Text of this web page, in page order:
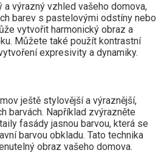
výrazný vzhled vašeho domova,
barev s pastelovými odstíny nebo
vytvořit harmonický obraz a
Můžete také použít kontrastní
expresivity a dynamiky.
ještě stylovější a výraznější,
barvách. Například zvýrazněte
fasády jasnou barvou, která se
barvou obkladu. Tato technika
obraz vašeho domova.